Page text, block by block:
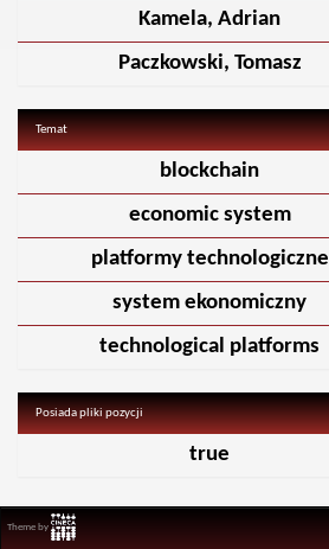
Kamela, Adrian
Paczkowski, Tomasz
Temat
blockchain
economic system
platformy technologiczne
system ekonomiczny
technological platforms
Posiada pliki pozycji
true
Theme by